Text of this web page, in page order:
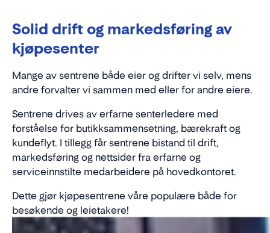
Solid drift og markedsføring av
kjøpesenter
Mange av sentrene både eier og drifter vi selv, mens
andre forvalter vi sammen med eller for andre eiere.
Sentrene drives av erfarne senterledere med
forståelse for butikksammensetning, bærekraft og
kundeflyt. I tillegg får sentrene bistand til drift,
markedsføring og nettsider fra erfarne og
serviceinnstilte medarbeidere på hovedkontoret.
Dette gjør kjøpesentrene våre populære både for
besøkende og leietakere!